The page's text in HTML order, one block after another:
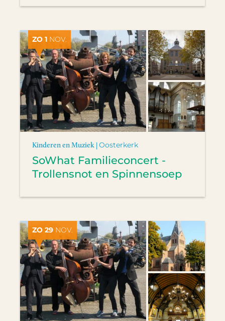
ZO 1 NOV.
Kinderen en Muziek |Oosterkerk
SoWhat Familieconcert -
Trollensnot en Spinnensoep
ZO 29 NOV.